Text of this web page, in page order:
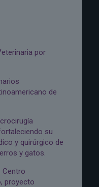
por
de
su
y quirúrgico de
y gatos.
Centro
proyecto